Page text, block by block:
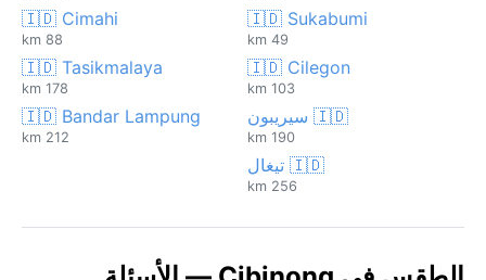
🇮🇩 Sukabumi
49 km
🇮🇩 Cimahi
88 km
🇮🇩 Cilegon
103 km
🇮🇩 Tasikmalaya
178 km
🇮🇩 سيريبون
190 km
🇮🇩 Bandar Lampung
212 km
🇮🇩 تيغال
256 km